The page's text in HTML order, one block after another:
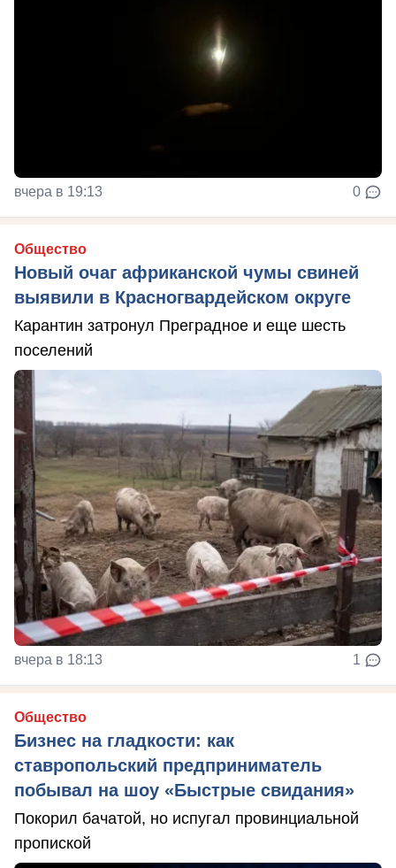
вчера в 19:13 0
Общество
Новый очаг африканской чумы свиней
выявили в Красногвардейском округе
Карантин затронул Преградное и еще шесть
поселений
вчера в 18:13 1
Общество
Бизнес на гладкости: как
ставропольский предприниматель
побывал на шоу «Быстрые свидания»
Покорил бачатой, но испугал провинциальной
пропиской